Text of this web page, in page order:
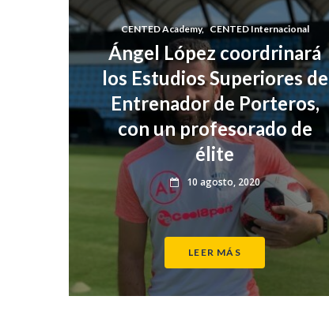
CENTED Academy, CENTED Internacional
Ángel López coordrinará
los Estudios Superiores de
Entrenador de Porteros,
con un profesorado de
élite
10 agosto, 2020
LEER MÁS